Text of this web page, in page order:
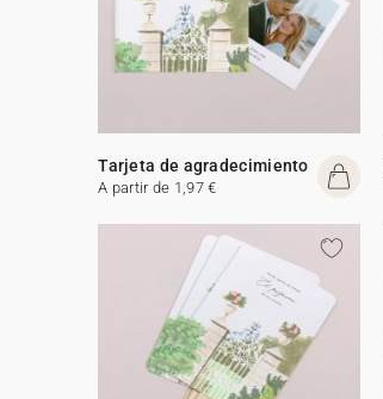
Tarjeta de agradecimiento
A partir de 1,97 €